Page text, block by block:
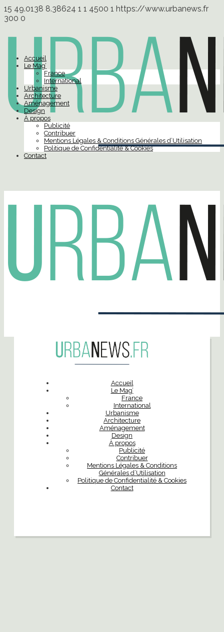
15 49.0138 8.38624 1 1 4500 1 https://www.urbanews.fr
300 0
Accueil
Le Mag’
France
International
Urbanisme
Architecture
Aménagement
Design
À propos
Publicité
Contribuer
Mentions Légales & Conditions Générales d’Utilisation
Politique de Confidentialité & Cookies
Contact
Accueil
Le Mag’
France
International
Urbanisme
Architecture
Aménagement
Design
À propos
Publicité
Contribuer
Mentions Légales & Conditions
Générales d’Utilisation
Politique de Confidentialité & Cookies
Contact